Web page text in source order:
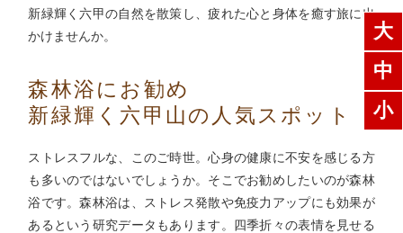
新緑輝く六甲の自然を散策し、疲れた心と身体を癒す旅に出
かけませんか。
森林浴にお勧め
新緑輝く六甲山の人気スポット
ストレスフルな、このご時世。心身の健康に不安を感じる方
も多いのではないでしょうか。そこでお勧めしたいのが森林
浴です。森林浴は、ストレス発散や免疫力アップにも効果が
あるという研究データもあります。四季折々の表情を見せる
大
中
小